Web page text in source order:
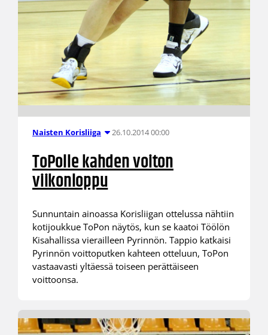
Naisten Korisliiga 26.10.2014 00:00
ToPolle kahden voiton
viikonloppu
Sunnuntain ainoassa Korisliigan ottelussa nähtiin
kotijoukkue ToPon näytös, kun se kaatoi Töölön
Kisahallissa vierailleen Pyrinnön. Tappio katkaisi
Pyrinnön voittoputken kahteen otteluun, ToPon
vastaavasti yltäessä toiseen perättäiseen
voittoonsa.